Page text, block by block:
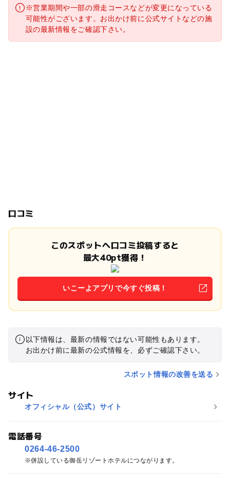
※営業期間や一部の滑走コースなどが変更になっている
可能性がございます。お出かけ前に公式サイトなどの施
設の最新情報をご確認下さい。
口コミ
このスポットへ口コミ投稿すると
最大40pt獲得！
いこーよアプリで今すぐ投稿！
以下情報は、最新の情報ではない可能性もあります。
お出かけ前に最新の公式情報を、必ずご確認下さい。
スポット情報の改善を送る
サイト
オフィシャル（公式）サイト
電話番号
0264-46-2500
併設している御岳リゾートホテルにつながります。